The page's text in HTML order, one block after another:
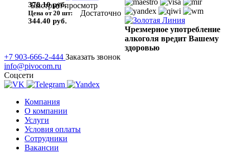
Быстрый просмотр
378.10 руб.
Цена от 20 шт:
344.40 руб.
Достаточно
Чрезмерное употребление
алкоголя вредит Вашему
здоровью
+7 903-666-2-444 Заказать звонок
info@pivocom.ru
Соцсети
Компания
О компании
Услуги
Условия оплаты
Сотрудники
Вакансии